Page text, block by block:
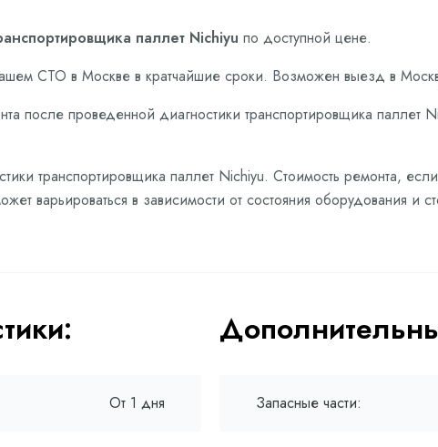
паллет Nichiyu по доступной цене.
СТО в Москве в кратчайшие сроки. Возможен выезд в
после проведенной диагностики транспортировщика паллет
транспортировщика паллет Nichiyu. Стоимость ремонта,
варьироваться в зависимости от состояния оборудования и
От 1 дня Запасные части: